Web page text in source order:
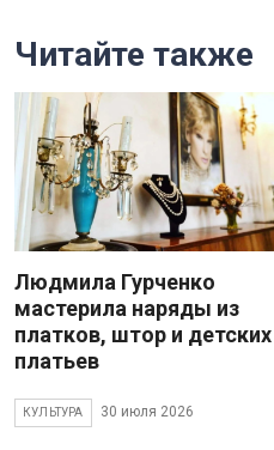
Читайте также
Людмила Гурченко
мастерила наряды из
платков, штор и детских
платьев
КУЛЬТУРА 30 июля 2026